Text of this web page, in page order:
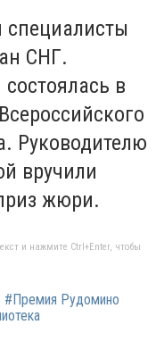
специалисты
СНГ.
в
Руководителю
вручили
жюри.
и нажмите Ctrl+Enter, чтобы
#Премия Рудомино